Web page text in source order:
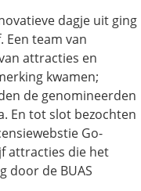
dagje uit ging
team van
attracties en
kwamen;
de genomineerden
En tot slot bezochten
Go-
attracties die het
door de BUAS